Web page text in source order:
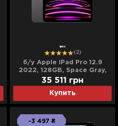
(2)
б/у Apple iPad Pro 12.9
2022, 128GB, Space Gray,
Wi-Fi + LTE (M2) (MP5X3)
Купить
35 511 грн
-3 497 ₴